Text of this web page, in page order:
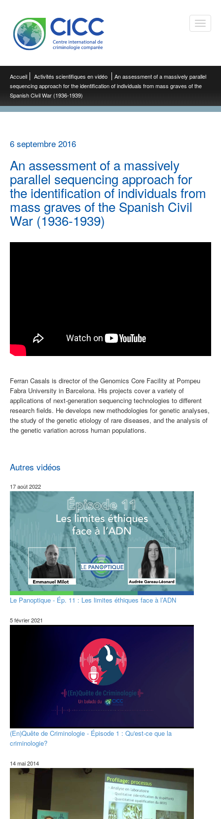
Toggle
Accueil Activités scientifiques en vidéo
An assessment of a massively parallel
sequencing approach for the identification of individuals from mass graves of the
Spanish Civil War (1936-1939)
6 septembre 2016
An assessment of a massively
parallel sequencing approach for
the identification of individuals from
mass graves of the Spanish Civil
War (1936-1939)
Ferran Casals is director of the Genomics Core Facility at Pompeu
Fabra University in Barcelona. His projects cover a variety of
applications of next-generation sequencing technologies to different
research fields. He develops new methodologies for genetic analyses,
the study of the genetic etiology of rare diseases, and the analysis of
the genetic variation across human populations.
Autres vidéos
17 août 2022
Le Panoptique - Ép. 11 : Les limites éthiques face à l’ADN
5 février 2021
(En)Quête de Criminologie - Épisode 1 : Qu'est-ce que la
criminologie?
14 mai 2014